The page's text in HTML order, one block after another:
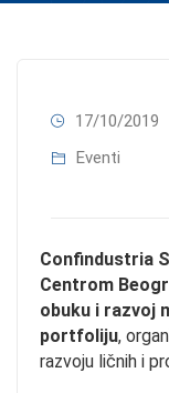
17/10/2019
Eventi
Confindustria
Centrom
obuku i razvoj
portfoliju,
razvoju ličnih i